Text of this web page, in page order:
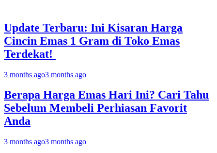
Update Terbaru: Ini Kisaran Harga
Cincin Emas 1 Gram di Toko Emas
Terdekat!
3 months ago3 months ago
Berapa Harga Emas Hari Ini? Cari Tahu
Sebelum Membeli Perhiasan Favorit
Anda
3 months ago3 months ago